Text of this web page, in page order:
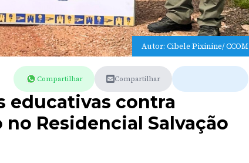
Autor: Cibele Pixinine/ CCOM
Compartilhar Compartilhar
educativas contra
Residencial Salvação